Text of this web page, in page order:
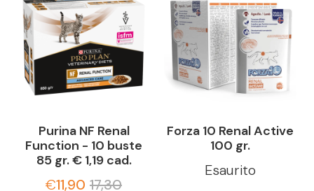
Purina NF Renal
Function - 10 buste
85 gr. € 1,19 cad.
€11,90 17,30
Forza 10 Renal Active
100 gr.
Esaurito